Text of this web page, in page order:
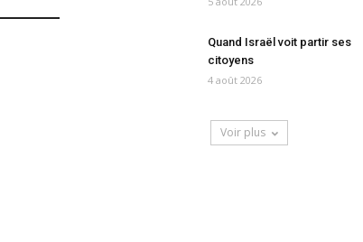
Quand Israël voit partir ses
citoyens
4 août 2026
Voir plus